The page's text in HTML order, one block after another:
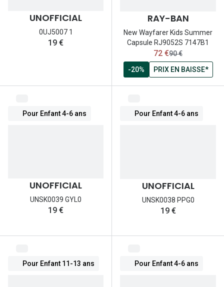
Tory burch
Unofficial
Armani
Nos
UNOFFICIAL
0UJ5007 1
19 €
RAY-BAN
New Wayfarer Kids Summer
Capsule RJ9052S 7147B1
maintenant:
72 €ancien prix:
90 €
-20%
PRIX EN BAISSE*
Pour Enfant 4-6 ans
UNOFFICIAL
UNSK0039 GYL0
19 €
Pour Enfant 4-6 ans
UNOFFICIAL
UNSK0038 PPG0
19 €
Pour Enfant 11-13 ans Pour Enfant 4-6 ans